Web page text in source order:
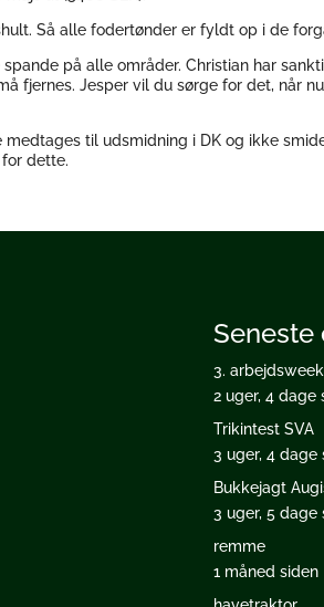
Så alle fodertønder er fyldt op i de
på alle områder. Christian har
fjernes. Jesper vil du sørge for det, når
til udsmidning i DK og ikke
dette.
Seneste
3.
2 uger, 4 dage
Trikintest SVA
3 uger, 4 dage
Bukkejagt
3 uger, 5 dage
remme
1 måned siden